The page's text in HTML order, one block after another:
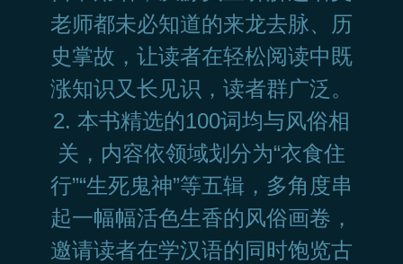
老师都未必知道的来龙去脉、历
史掌故，让读者在轻松阅读中既
涨知识又长见识，读者群广泛。
2. 本书精选的100词均与风俗相
关，内容依领域划分为“衣食住
行”“生死鬼神”等五辑，多角度串
起一幅幅活色生香的风俗画卷，
邀请读者在学汉语的同时饱览古